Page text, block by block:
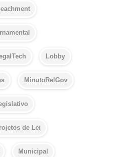
Lobby
MinutoRelGov
de Lei
Municipal